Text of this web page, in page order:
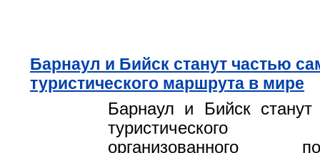
Барнаул и Бийск станут частью
туристического маршрута в мире
Барнаул и Бийск станут
туристического